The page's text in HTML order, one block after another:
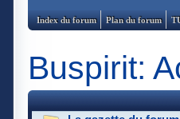
Index du forum Plan du forum
Buspirit: